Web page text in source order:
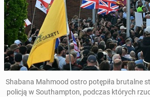
Shabana Mahmood ostro po­tę­pi­ła bru­tal­ne
policją w So­uthamp­ton, podczas których